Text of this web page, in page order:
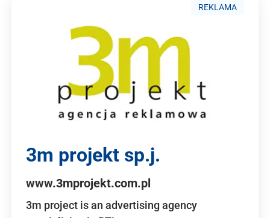
REKLAMA
3m projekt sp.j.
www.3mprojekt.com.pl
3m project is an advertising agency